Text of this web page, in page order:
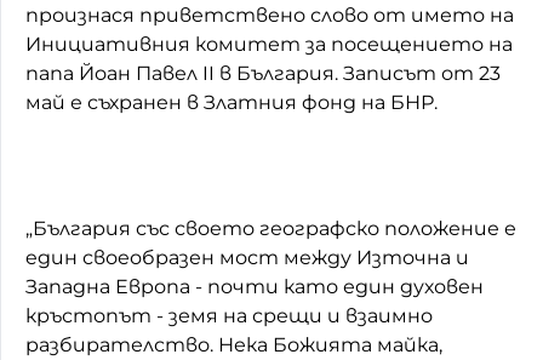
произнася приветствено слово от името на
Инициативния комитет за посещението на
папа Йоан Павел II в България. Записът от 23
май е съхранен в Златния фонд на БНР.
„България със своето географско положение е
eдин своеобразен мост между Източна и
Западна Европа - почти като един духовен
кръстопът - земя на срещи и взаимно
разбирателство. Нека Божията майка,